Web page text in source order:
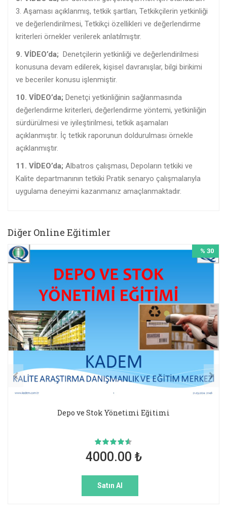
3. Aşaması açıklanmış, tetkik şartları, Tetkikçilerin yetkinliği
ve değerlendirilmesi, Tetkikçi özellikleri ve değerlendirme
kriterleri örnekler verilerek anlatılmıştır.
9. VİDEO’da; Denetçilerin yetkinliği ve değerlendirilmesi
konusuna devam edilerek, kişisel davranışlar, bilgi birikimi
ve beceriler konusu işlenmiştir.
10. VİDEO’da; Denetçi yetkinliğinin sağlanmasında
değerlendirme kriterleri, değerlendirme yöntemi, yetkinliğin
sürdürülmesi ve iyileştirilmesi, tetkik aşamaları
açıklanmıştır. İç tetkik raporunun doldurulması örnekle
açıklanmıştır.
11. VİDEO’da; Albatros çalışması, Depoların tetkiki ve
Kalite departmanının tetkiki Pratik senaryo çalışmalarıyla
uygulama deneyimi kazanmanız amaçlanmaktadır.
Diğer Online Eğitimler
% 30
Depo ve Stok Yönetimi Eğitimi
3.50
4000.00 ₺
Satın Al